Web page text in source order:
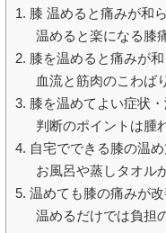
1. 膝 温めると痛みが和
温めると楽になる膝
2. 膝を温めると痛みが
血流と筋肉のこわば
3. 膝を温めてよい症状
判断のポイントは腫
4. 自宅でできる膝の温
お風呂や蒸しタオル
5. 温めても膝の痛みが
温めるだけでは負担